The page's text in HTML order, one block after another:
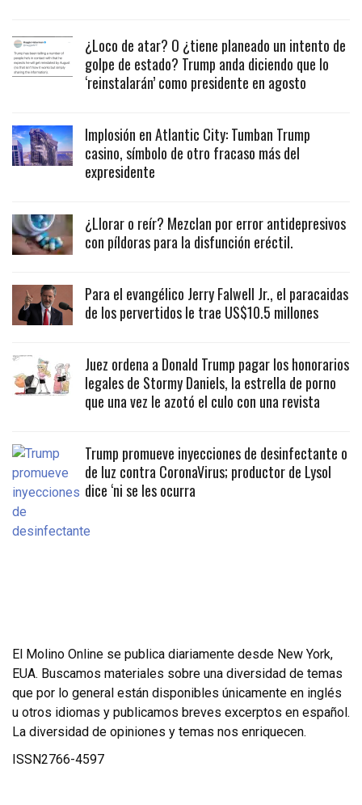
¿Loco de atar? O ¿tiene planeado un intento de
golpe de estado? Trump anda diciendo que lo
‘reinstalarán’ como presidente en agosto
Implosión en Atlantic City: Tumban Trump
casino, símbolo de otro fracaso más del
expresidente
¿Llorar o reír? Mezclan por error antidepresivos
con píldoras para la disfunción eréctil.
Para el evangélico Jerry Falwell Jr., el paracaidas
de los pervertidos le trae US$10.5 millones
Juez ordena a Donald Trump pagar los honorarios
legales de Stormy Daniels, la estrella de porno
que una vez le azotó el culo con una revista
Trump promueve inyecciones de desinfectante o
de luz contra CoronaVirus; productor de Lysol
dice ‘ni se les ocurra
El Molino Online se publica diariamente desde New York,
EUA. Buscamos materiales sobre una diversidad de temas
que por lo general están disponibles únicamente en inglés
u otros idiomas y publicamos breves excerptos en español.
La diversidad de opiniones y temas nos enriquecen.
ISSN2766-4597